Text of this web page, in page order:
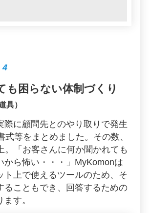
4
も困らない体制づくり
具）
際に顧問先とのやり取りで発生
式等をまとめました。その数、
。「お客さんに何か聞かれても
から怖い・・・」MyKomonは
ト上で使えるツールのため、そ
ることもでき、回答するための
す。